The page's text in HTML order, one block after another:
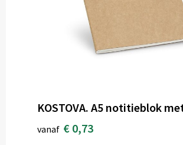
vanaf € 0,73